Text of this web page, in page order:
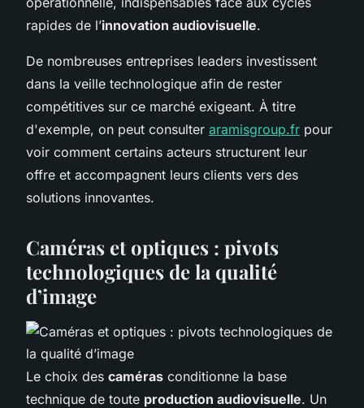
rapides de l’innovation audiovisuelle.
De nombreuses entreprises leaders investissent
dans la veille technologique afin de rester
compétitives sur ce marché exigeant. À titre
d'exemple, on peut consulter aramisgroup.fr pour
voir comment certains acteurs structurent leur
offre et accompagnent leurs clients vers des
solutions innovantes.
Caméras et optiques : pivots
technologiques de la qualité
d’image
Le choix des caméras conditionne la base
technique de toute production audiovisuelle. Un